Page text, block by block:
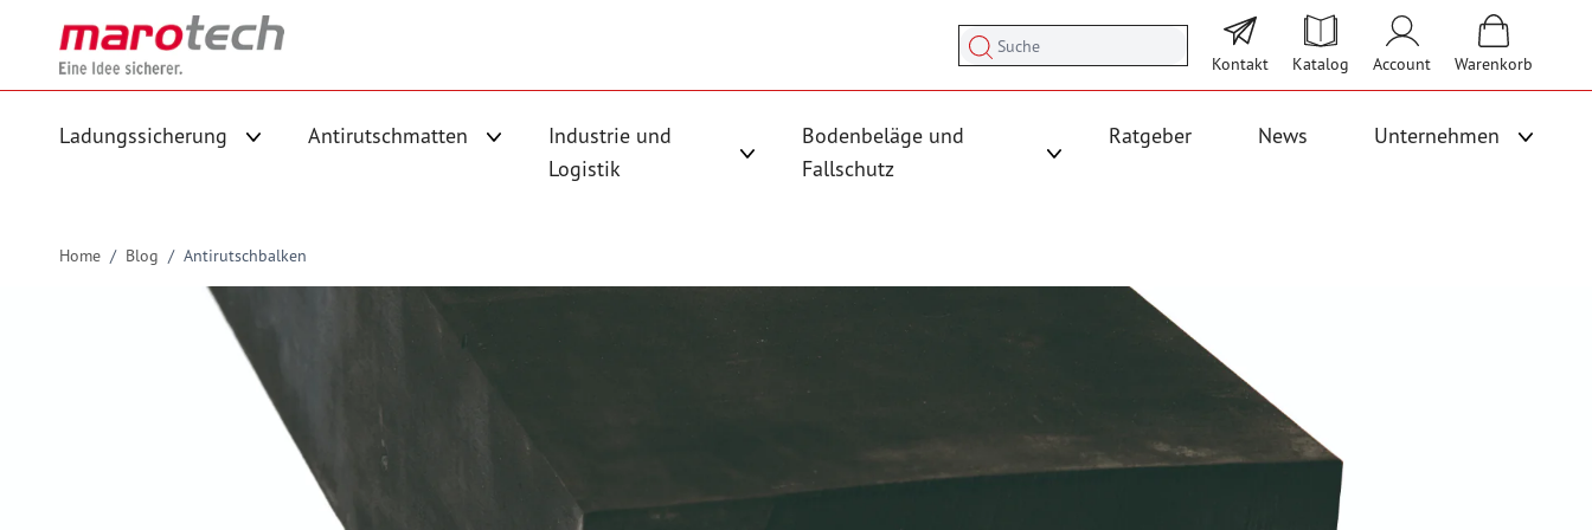
Kontakt Katalog Account Warenkorb
Ladungssicherung Antirutschmatten
Untermenü für Kategorie Antirutschmatten anzeigen
Industrie und
Logistik
Untermenü für Kategorie Industrie und Logistik anzeigen
Bodenbeläge und
Fallschutz
Ratgeber News Unternehmen
Home / Blog / Antirutschbalken